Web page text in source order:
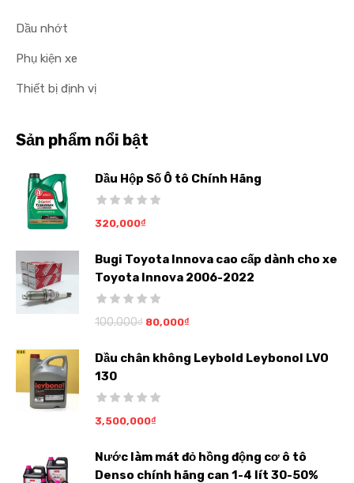
Dầu nhớt
Phụ kiện xe
Thiết bị định vị
Sản phẩm nổi bật
Dầu Hộp Số Ô tô Chính Hãng
320,000₫
Bugi Toyota Innova cao cấp dành cho xe
Toyota Innova 2006-2022
100,000₫ 80,000₫
Dầu chân không Leybold Leybonol LVO
130
3,500,000₫
Nước làm mát đỏ hồng động cơ ô tô
Denso chính hãng can 1-4 lít 30-50%